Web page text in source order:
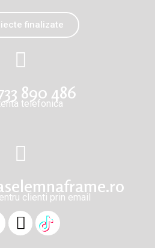
finalizate
890 486
telefonica
clienti prin email